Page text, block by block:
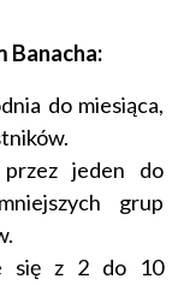
Banacha:
do miesiąca,
jeden do
grup
się z 2 do 10